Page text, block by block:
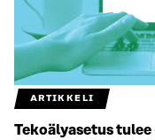
ARTIKKELI
Tekoälyasetus